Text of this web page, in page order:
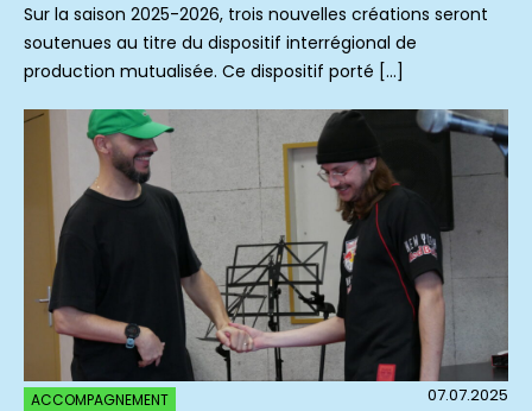
Sur la saison 2025-2026, trois nouvelles créations seront
soutenues au titre du dispositif interrégional de
production mutualisée. Ce dispositif porté […]
ACCOMPAGNEMENT 07.07.2025